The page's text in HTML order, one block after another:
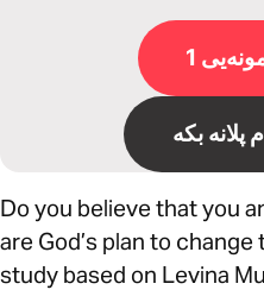
1
بکە
Do you believe that you
are God’s plan to
study based on Levina